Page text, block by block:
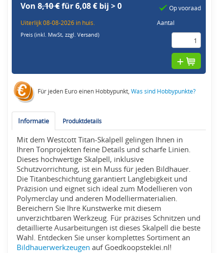
Von8,10 €für 6,08 € bij > 0
Uiterlijk 08-08-2026 in huis.
Preis (inkl. MwSt,zzgl. Versand)
Op vooraad
Aantal
Für jeden Euro einen Hobbypunkt,Was sind Hobbypunkte?
Informatie Produktdetails
Mit dem Westcott Titan-Skalpell gelingen Ihnen in
Ihren Tonprojekten feine Details und scharfe Linien.
Dieses hochwertige Skalpell, inklusive
Schutzvorrichtung, ist ein Muss für jeden Bildhauer.
Die Titanbeschichtung garantiert Langlebigkeit und
Präzision und eignet sich ideal zum Modellieren von
Polymerclay und anderen Modelliermaterialien.
Bereichern Sie Ihre Kunstwerke mit diesem
unverzichtbaren Werkzeug. Für präzises Schnitzen und
detaillierte Ausarbeitungen ist dieses Skalpell die beste
Wahl. Entdecken Sie unser komplettes Sortiment an
Bildhauerwerkzeugen auf Goedkoopsteklei.nl!